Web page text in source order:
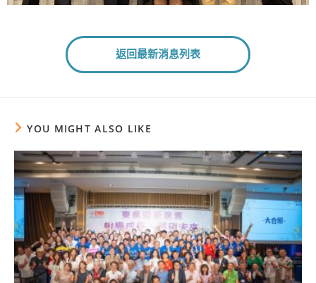
返回最新消息列表
YOU MIGHT ALSO LIKE